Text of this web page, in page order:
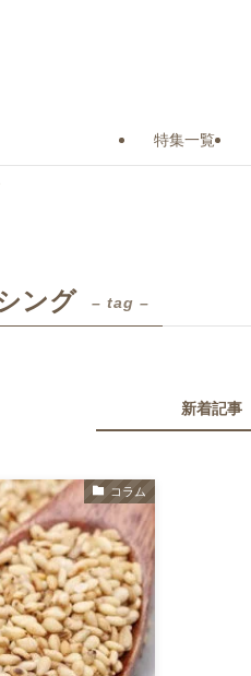
特集一覧
ング – tag –
新着記事
コラム